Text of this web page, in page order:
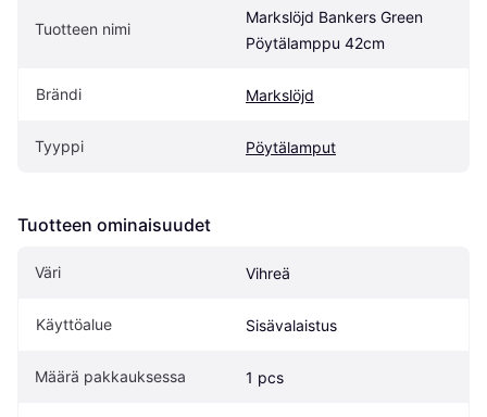
Tuotteen nimi
Markslöjd Bankers Green
Pöytälamppu 42cm
Brändi Markslöjd
Tyyppi Pöytälamput
Tuotteen ominaisuudet
Väri Vihreä
Käyttöalue Sisävalaistus
Määrä pakkauksessa 1 pcs